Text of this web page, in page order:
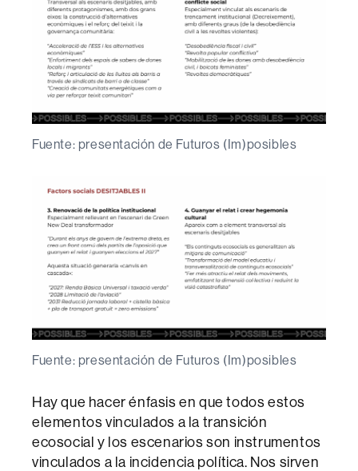
Fuente: presentación de Futuros (Im)posibles
Fuente: presentación de Futuros (Im)posibles
Hay que hacer énfasis en que todos estos
elementos vinculados a la transición
ecosocial y los escenarios son instrumentos
vinculados a la incidencia política. Nos sirven